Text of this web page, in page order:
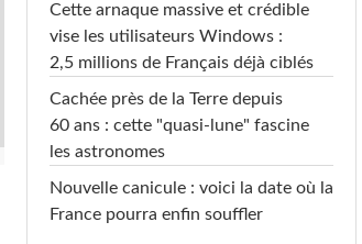
Cette arnaque massive et crédible
vise les utilisateurs Windows :
2,5 millions de Français déjà ciblés
Cachée près de la Terre depuis
60 ans : cette "quasi-lune" fascine
les astronomes
Nouvelle canicule : voici la date où la
France pourra enfin souffler